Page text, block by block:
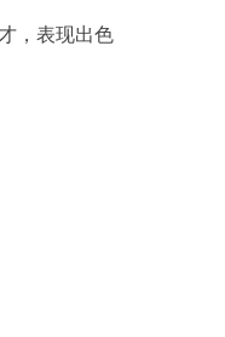
，表现出色